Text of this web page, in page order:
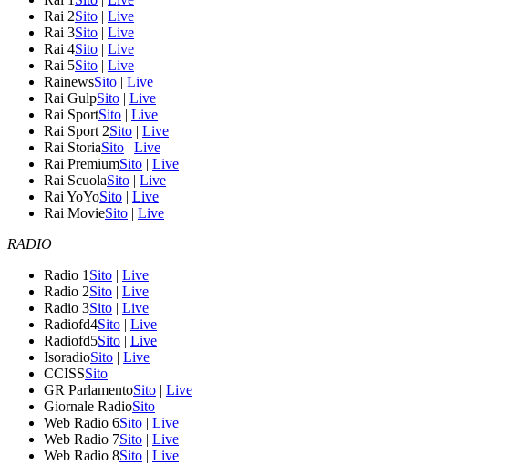
Rai 2Sito | Live
Rai 3Sito | Live
Rai 4Sito | Live
Rai 5Sito | Live
RainewsSito | Live
Rai GulpSito | Live
Rai SportSito | Live
Rai Sport 2Sito | Live
Rai StoriaSito | Live
Rai PremiumSito | Live
Rai ScuolaSito | Live
Rai YoYoSito | Live
Rai MovieSito | Live
RADIO
Radio 1 Sito | Live
Radio 2Sito | Live
Radio 3Sito | Live
Radiofd4Sito | Live
Radiofd5Sito | Live
IsoradioSito | Live
CCISSSito
GR ParlamentoSito | Live
Giornale RadioSito
Web Radio 6Sito | Live
Web Radio 7Sito | Live
Web Radio 8Sito | Live